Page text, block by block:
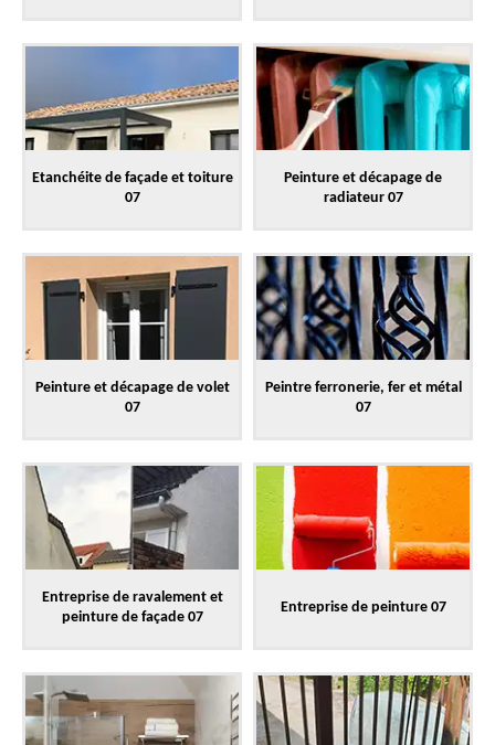
Etanchéite de façade et toiture
07
Peinture et décapage de
radiateur 07
Peinture et décapage de volet
07
Peintre ferronerie, fer et métal
07
Entreprise de ravalement et
peinture de façade 07
Entreprise de peinture 07